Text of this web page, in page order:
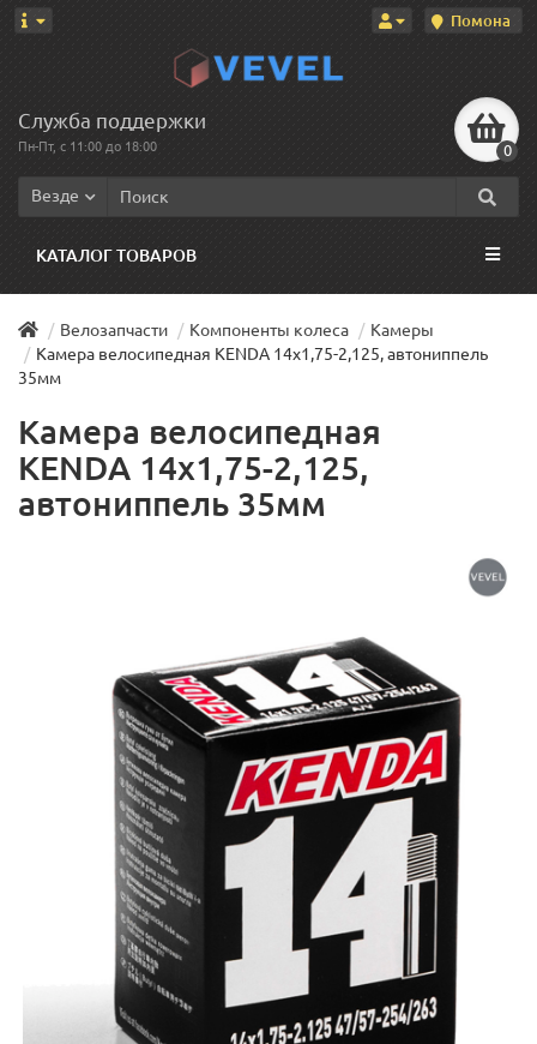
Помона
Служба поддержки
Пн-Пт, с 11:00 до 18:00 0
Везде
КАТАЛОГ ТОВАРОВ
Велозапчасти Компоненты колеса
Камеры
Камера велосипедная KENDA 14x1,75-2,125, автониппель
35мм
Камера велосипедная
KENDA 14x1,75-2,125,
автониппель 35мм